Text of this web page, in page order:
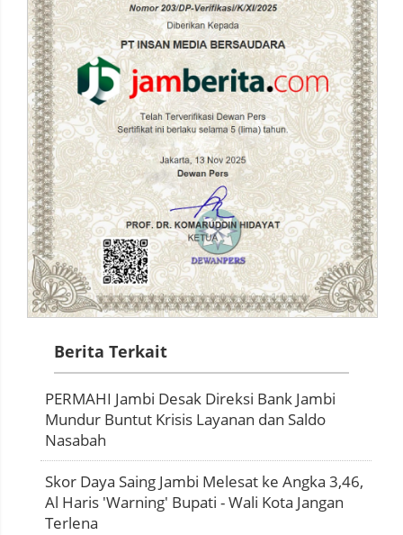
Berita Terkait
PERMAHI Jambi Desak Direksi Bank Jambi
Mundur Buntut Krisis Layanan dan Saldo
Nasabah
Skor Daya Saing Jambi Melesat ke Angka 3,46,
Al Haris 'Warning' Bupati - Wali Kota Jangan
Terlena